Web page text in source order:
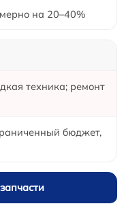
на 20–40%
техника; ремонт
бюджет,